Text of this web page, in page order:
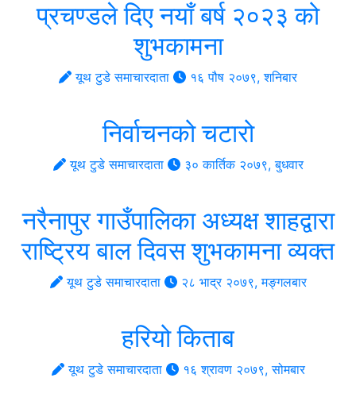
प्रचण्डले दिए नयाँ बर्ष २०२३ को
शुभकामना
यूथ टुडे समाचारदाता १६ पौष २०७९, शनिबार
निर्वाचनको चटारो
यूथ टुडे समाचारदाता ३० कार्तिक २०७९, बुधवार
नरैनापुर गाउँपालिका अध्यक्ष शाहद्वारा
राष्ट्रिय बाल दिवस शुभकामना व्यक्त
यूथ टुडे समाचारदाता २८ भाद्र २०७९, मङ्गलबार
हरियो किताब
यूथ टुडे समाचारदाता १६ श्रावण २०७९, सोमबार